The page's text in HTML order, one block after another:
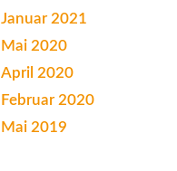
Januar 2021
Mai 2020
April 2020
Februar 2020
Mai 2019